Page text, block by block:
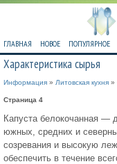
ГЛАВНАЯ НОВОЕ ПОПУЛЯРНОЕ
Характеристика сырья
Информация » Литовская кухня »
Страница 4
Капуста белокочанная —
южных, средних и
созревания и высокую
обеспечить в течение